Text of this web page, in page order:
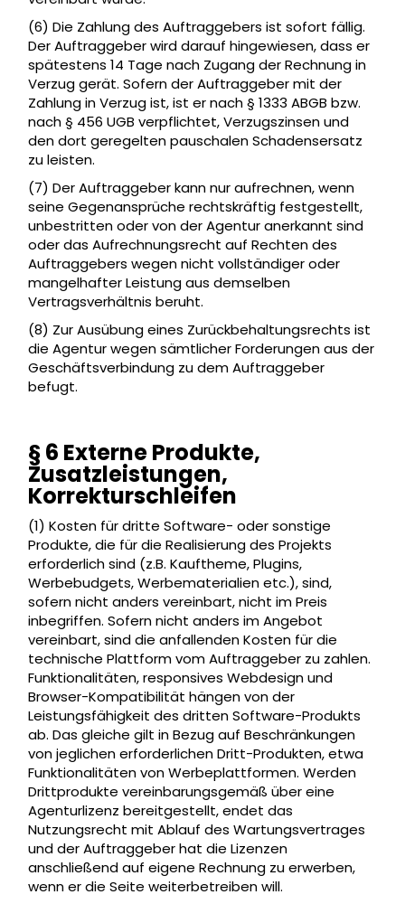
(6) Die Zahlung des Auftraggebers ist sofort fällig.
Der Auftraggeber wird darauf hingewiesen, dass er
spätestens 14 Tage nach Zugang der Rechnung in
Verzug gerät. Sofern der Auftraggeber mit der
Zahlung in Verzug ist, ist er nach § 1333 ABGB bzw.
nach § 456 UGB verpflichtet, Verzugszinsen und
den dort geregelten pauschalen Schadensersatz
zu leisten.
(7) Der Auftraggeber kann nur aufrechnen, wenn
seine Gegenansprüche rechtskräftig festgestellt,
unbestritten oder von der Agentur anerkannt sind
oder das Aufrechnungsrecht auf Rechten des
Auftraggebers wegen nicht vollständiger oder
mangelhafter Leistung aus demselben
Vertragsverhältnis beruht.
(8) Zur Ausübung eines Zurückbehaltungsrechts ist
die Agentur wegen sämtlicher Forderungen aus der
Geschäftsverbindung zu dem Auftraggeber
befugt.
§ 6 Externe Produkte,
Zusatzleistungen,
Korrekturschleifen
(1) Kosten für dritte Software- oder sonstige
Produkte, die für die Realisierung des Projekts
erforderlich sind (z.B. Kauftheme, Plugins,
Werbebudgets, Werbematerialien etc.), sind,
sofern nicht anders vereinbart, nicht im Preis
inbegriffen. Sofern nicht anders im Angebot
vereinbart, sind die anfallenden Kosten für die
technische Plattform vom Auftraggeber zu zahlen.
Funktionalitäten, responsives Webdesign und
Browser-Kompatibilität hängen von der
Leistungsfähigkeit des dritten Software-Produkts
ab. Das gleiche gilt in Bezug auf Beschränkungen
von jeglichen erforderlichen Dritt-Produkten, etwa
Funktionalitäten von Werbeplattformen. Werden
Drittprodukte vereinbarungsgemäß über eine
Agenturlizenz bereitgestellt, endet das
Nutzungsrecht mit Ablauf des Wartungsvertrages
und der Auftraggeber hat die Lizenzen
anschließend auf eigene Rechnung zu erwerben,
wenn er die Seite weiterbetreiben will.